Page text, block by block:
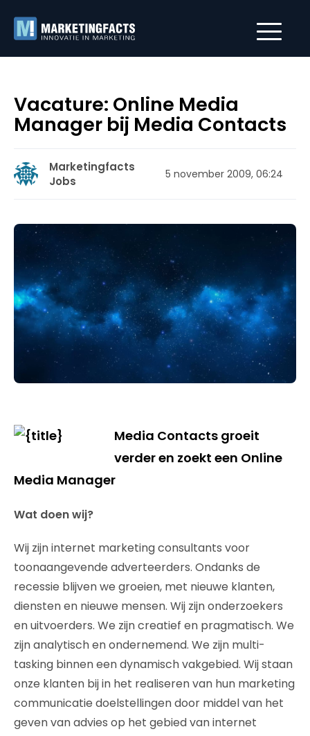
Vacature: Online Media
Manager bij Media Contacts
Marketingfacts
Jobs
5 november 2009, 06:24
Media Contacts groeit
verder en zoekt een Online
Media Manager
Wat doen wij?
Wij zijn internet marketing consultants voor
toonaangevende adverteerders. Ondanks de
recessie blijven we groeien, met nieuwe klanten,
diensten en nieuwe mensen. Wij zijn onderzoekers
en uitvoerders. We zijn creatief en pragmatisch. We
zijn analytisch en ondernemend. We zijn multi-
tasking binnen een dynamisch vakgebied. Wij staan
onze klanten bij in het realiseren van hun marketing
communicatie doelstellingen door middel van het
geven van advies op het gebied van internet